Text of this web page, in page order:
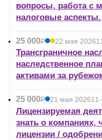
вопросы, работа с
налоговые аспекты.
25 000Р
УБ.
22 мая 2026
Трансграничное
наследственное
активами за
25 000Р
УБ.
21 мая 2026
Лицензируемая
знать о компаниях,
лицензии /